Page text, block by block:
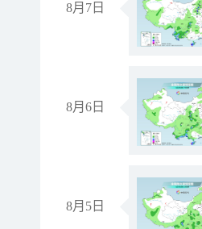
8月7日
8月6日
8月5日